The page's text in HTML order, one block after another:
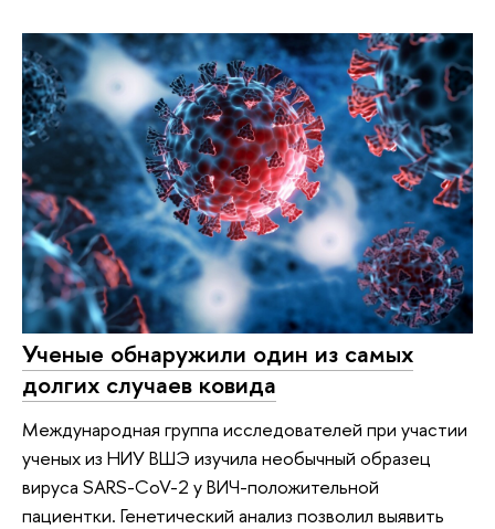
Ученые обнаружили один из самых
долгих случаев ковида
Международная группа исследователей при участии
ученых из НИУ ВШЭ изучила необычный образец
вируса SARS-CoV-2 у ВИЧ-положительной
пациентки. Генетический анализ позволил выявить